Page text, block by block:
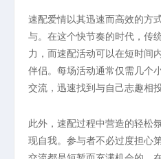
速配爱情以其迅速而高效的方
与。在这个快节奏的时代，传
力，而速配活动可以在短时间
伴侣。每场活动通常仅需几个
交流，迅速找到与自己志趣相投
此外，速配过程中营造的轻松
现自我。参与者不必过度担心